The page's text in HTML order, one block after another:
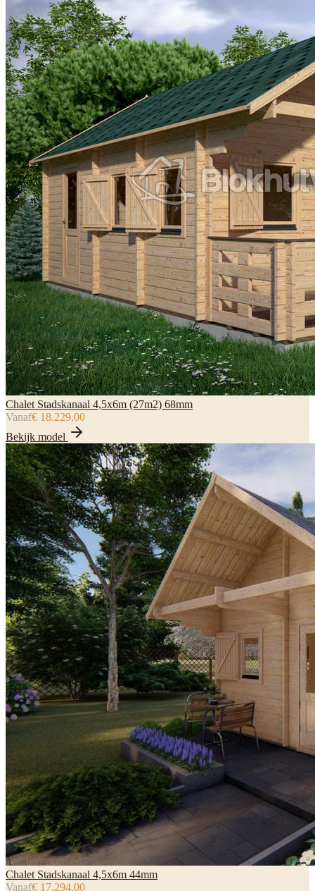
Chalet Stadskanaal 4,5x6m (27m2) 68mm
Vanaf€ 18.229,00
Bekijk model
Chalet Stadskanaal 4,5x6m 44mm
Vanaf€ 17.294,00